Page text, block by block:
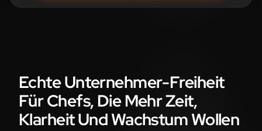
Echte Unternehmer-Freiheit
Für Chefs, Die Mehr Zeit,
Klarheit Und Wachstum Wollen